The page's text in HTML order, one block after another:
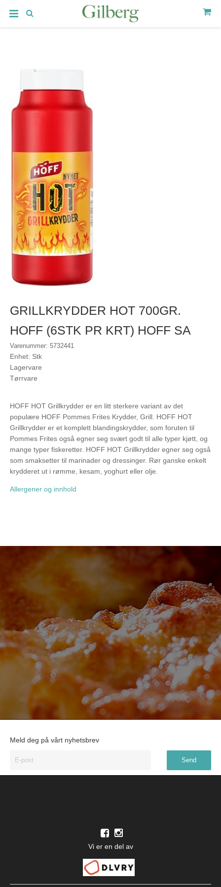
GRILLKRYDDER HOT 700GR.
HOFF (6STK PR KRT) HOFF SA
Varenummer: 5732441
Enhet: Stk
Lagervare
Tørrvare
HOFF HOT Grillkrydder er en litt sterkere variant av det
populære HOFF Pommes Frites Krydder, Grill. HOFF HOT
Grillkrydder er et komplett blandingskrydder, som foruten til
Pommes Frites også egner seg svært godt til alle typer kjøtt, og
mange typer fiskeretter. HOFF HOT Grillkrydder egner seg også
som smaksetter til marinader og dressinger. Rør ganske enkelt
krydderet ut i rømme, kesam, yoghurt eller olje.
Allergener og innhold
Meld deg på vårt nyhetsbrev
Vi er en del av